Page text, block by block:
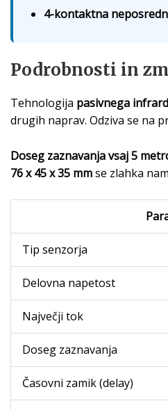
4-kontaktna
Podrobnosti in
Tehnologija pasivnega
drugih naprav. Odziva se na
Doseg zaznavanja vsaj 5
76 x 45 x 35 mmse zlahka
Tip senzorja
Delovna napetost
Največji tok
Doseg zaznavanja
Časovni zamik (delay)